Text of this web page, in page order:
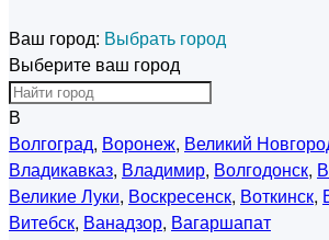
Ваш город: Выбрать город
Выберите ваш город
В
Волгоград, Воронеж, Великий
Владикавказ, Владимир, Волгодонск,
Великие Луки, Воскресенск, Воткинск,
Витебск, Ванадзор, Вагаршапат